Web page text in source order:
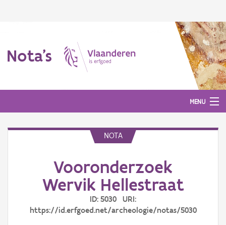
Nota's
MENU
NOTA
Vooronderzoek
Wervik Hellestraat
ID: 5030 URI:
https://id.erfgoed.net/archeologie/notas/5030